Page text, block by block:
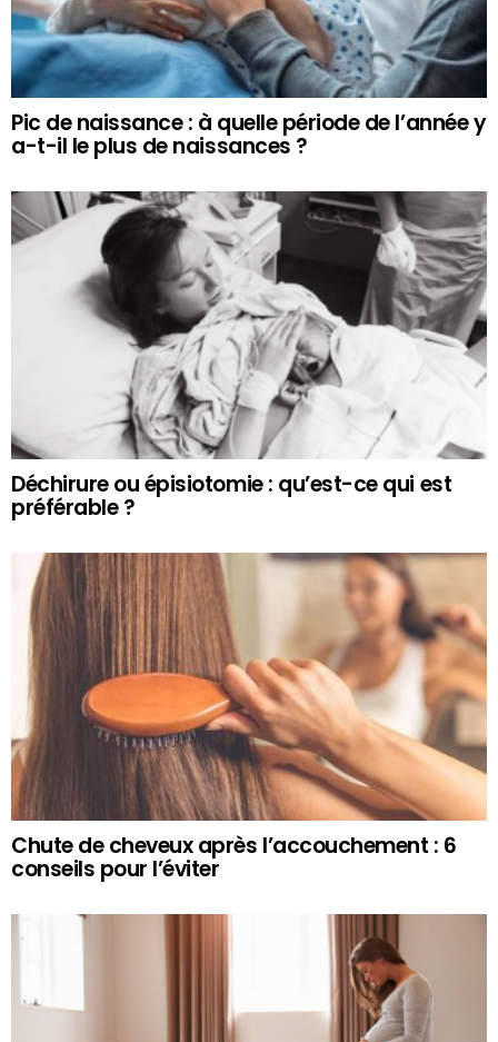
Pic de naissance : à quelle période de l’année y
a-t-il le plus de naissances ?
Déchirure ou épisiotomie : qu’est-ce qui est
préférable ?
Chute de cheveux après l’accouchement : 6
conseils pour l’éviter